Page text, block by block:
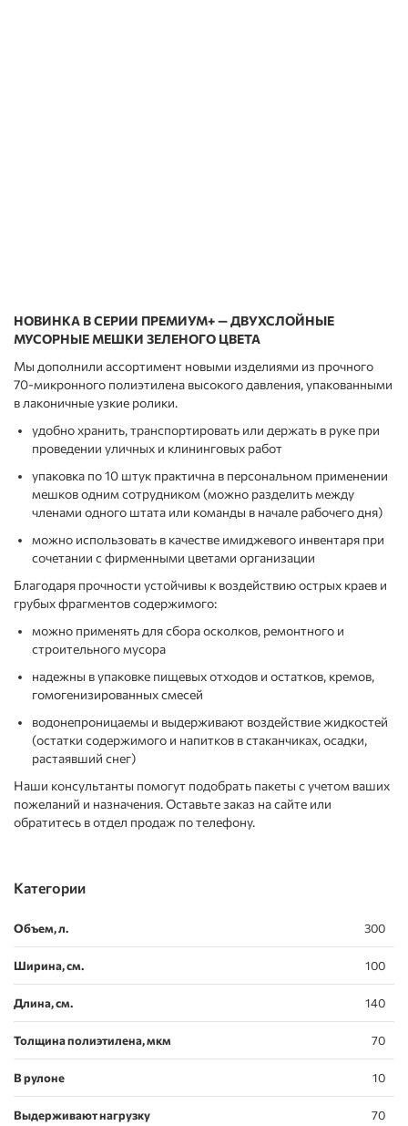
НОВИНКА В СЕРИИ ПРЕМИУМ+ — ДВУХСЛОЙНЫЕ
МУСОРНЫЕ МЕШКИ ЗЕЛЕНОГО ЦВЕТА
Мы дополнили ассортимент новыми изделиями из прочного
70-микронного полиэтилена высокого давления, упакованными
в лаконичные узкие ролики.
удобно хранить, транспортировать или держать в руке при
проведении уличных и клининговых работ
упаковка по 10 штук практична в персональном применении
мешков одним сотрудником (можно разделить между
членами одного штата или команды в начале рабочего дня)
можно использовать в качестве имиджевого инвентаря при
сочетании с фирменными цветами организации
Благодаря прочности устойчивы к воздействию острых краев и
грубых фрагментов содержимого:
можно применять для сбора осколков, ремонтного и
строительного мусора
надежны в упаковке пищевых отходов и остатков, кремов,
гомогенизированных смесей
водонепроницаемы и выдерживают воздействие жидкостей
(остатки содержимого и напитков в стаканчиках, осадки,
растаявший снег)
Наши консультанты помогут подобрать пакеты с учетом ваших
пожеланий и назначения. Оставьте заказ на сайте или
обратитесь в отдел продаж по телефону.
Категории
Объем, л. 300
Ширина, см. 100
Длина, см. 140
Толщина полиэтилена, мкм 70
В рулоне 10
Выдерживают нагрузку 70